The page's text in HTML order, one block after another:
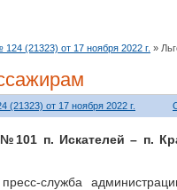
(21323) от 17 ноября 2022 г. »
(21323) от 17 ноября 2022 г.
п. Искателей – п.
служба